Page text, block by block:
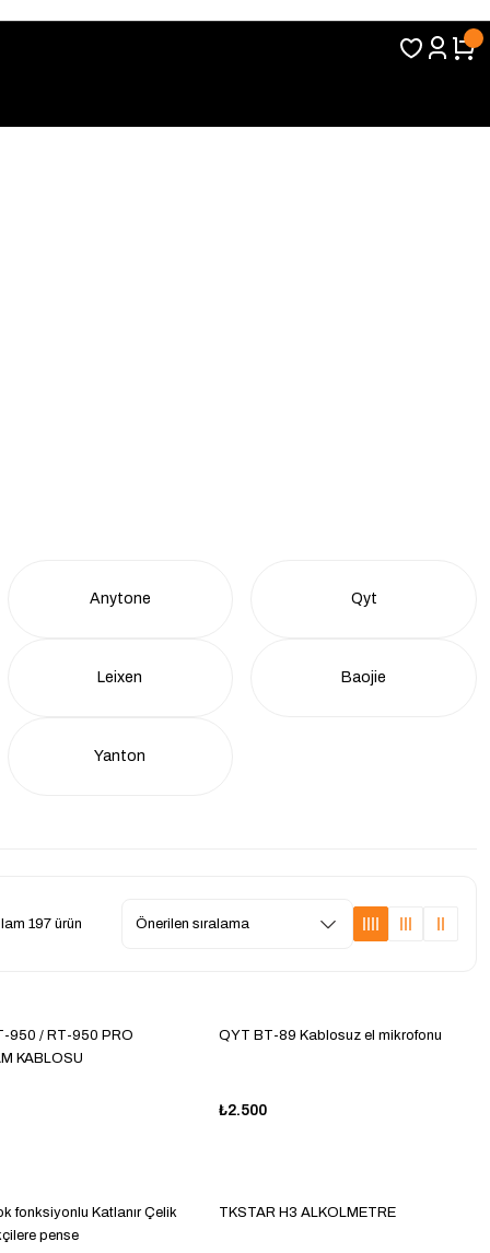
Anytone Qyt
Leixen Baojie
Yanton
197 ürün
950 / RT-950 PRO
KABLOSU
QYT BT-89 Kablosuz el mikrofonu
₺2.500
fonksiyonlu Katlanır Çelik
pense
TKSTAR H3 ALKOLMETRE